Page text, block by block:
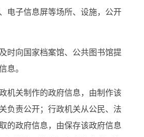
电子信息屏等场所、设施，公开
向国家档案馆、公共图书馆提
息。
关制作的政府信息，由制作该
负责公开；行政机关从公民、法
的政府信息，由保存该政府信息